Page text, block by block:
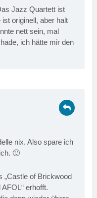
Jazz Quartett ist
originell, aber halt
nett sein, mal
ich hätte mir den
nix. Also spare ich
🙂
„Castle of Brickwood
erhofft.